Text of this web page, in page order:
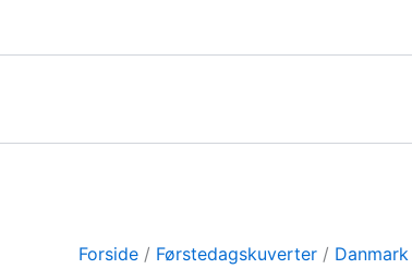
Forside / Førstedagskuverter / Danmark